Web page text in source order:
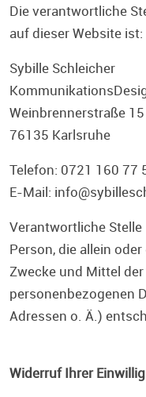
Die verantwortliche
auf dieser Website ist:
Sybille Schleicher
Weinbrennerstraße 15
76135 Karlsruhe
Telefon: 0721 160 77
E-Mail:
Verantwortliche
Person, die allein
Zwecke und Mittel
personenbezogenen
Adressen o. Ä.)
Widerruf Ihrer